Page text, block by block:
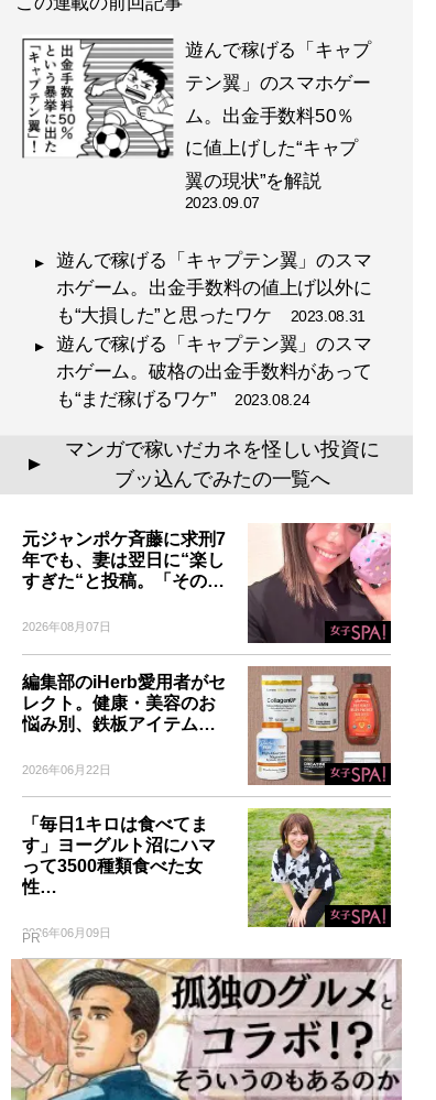
遊んで稼げる「キャプ
テン翼」のスマホゲー
ム。出金手数料50％
に値上げした“キャプ
翼の現状”を解説
2023.09.07
遊んで稼げる「キャプテン翼」のスマ
ホゲーム。出金手数料の値上げ以外に
も“大損した”と思ったワケ2023.08.31
遊んで稼げる「キャプテン翼」のスマ
ホゲーム。破格の出金手数料があって
も“まだ稼げるワケ”2023.08.24
▲
マンガで稼いだカネを怪しい投資に
ブッ込んでみたの一覧へ
元ジャンポケ斉藤に求刑7
年でも、妻は翌日に“楽し
すぎた“と投稿。「その…
2026年08月07日
編集部のiHerb愛用者がセ
レクト。健康・美容のお
悩み別、鉄板アイテム…
2026年06月22日
「毎日1キロは食べてま
す」ヨーグルト沼にハマ
って3500種類食べた女
性…
2026年06月09日
PR